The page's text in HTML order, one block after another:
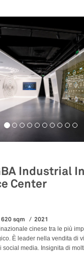
Industrial
Center
620 sqm 2021
cinese tra le più
È leader nella vendita di
social media. Insignita di